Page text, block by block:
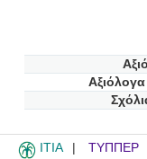
ITIA ΤΥΠΠΕΡ